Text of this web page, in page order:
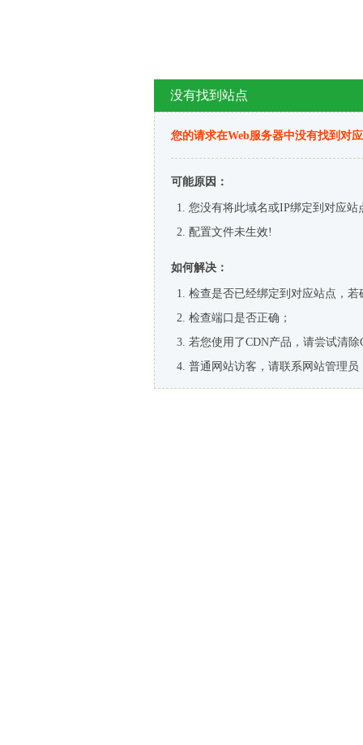
没有找到站点
您的请求在Web服务器中没有找到对
可能原因：
您没有将此域名或IP绑定到对应站
配置文件未生效!
如何解决：
检查是否已经绑定到对应站点，
检查端口是否正确；
若您使用了CDN产品，请尝试清除
普通网站访客，请联系网站管理员